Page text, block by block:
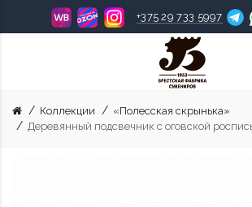
+375 29 733 5997
Коллекции
«Полесская скрынька»
Деревянный подсвечник с оговской